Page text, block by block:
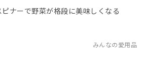
ピナーで野菜が格段に美味しくなる
みんなの愛用品